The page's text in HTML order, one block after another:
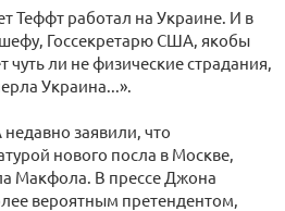
Теффт работал на Украине. И в
Госсекретарю США, якобы
чуть ли не физические страдания,
Украина...».
заявили, что
нового посла в Москве,
Макфола. В прессе Джона
вероятным претендентом,